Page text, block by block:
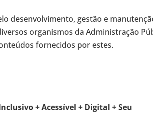
desenvolvimento, gestão e
organismos da Administração
fornecidos por estes.
+ Acessível + Digital + Seu